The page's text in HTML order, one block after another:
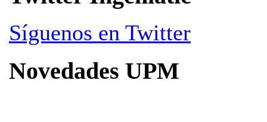
Síguenos en Twitter
Novedades UPM